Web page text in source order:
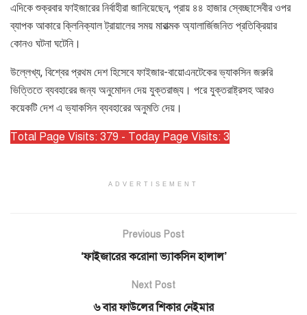
এদিকে শুক্রবার ফাইজারের নির্বাহীরা জানিয়েছেন, প্রায় ৪৪ হাজার স্বেচ্ছাসেবীর ওপর
ব্যাপক আকারে ক্লিনিক্যাল ট্রায়ালের সময় মারাত্মক অ্যালার্জিজনিত প্রতিক্রিয়ার
কোনও ঘটনা ঘটেনি।
উল্লেখ্য, বিশ্বের প্রথম দেশ হিসেবে ফাইজার-বায়োএনটেকের ভ্যাকসিন জরুরি
ভিত্তিতে ব্যবহারের জন্য অনুমোদন দেয় যুক্তরাজ্য। পরে যুক্তরাষ্ট্রসহ আরও
কয়েকটি দেশ এ ভ্যাকসিন ব্যবহারের অনুমতি দেয়।
Total Page Visits: 379 - Today Page Visits: 3
ADVERTISEMENT
Previous Post
‘ফাইজারের করোনা ভ্যাকসিন হালাল’
Next Post
৬ বার ফাউলের শিকার নেইমার